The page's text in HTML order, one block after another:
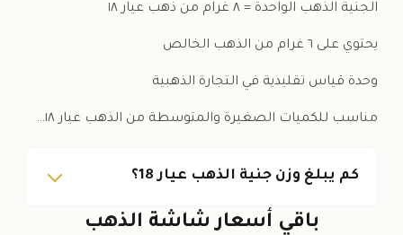
الجنية الذهب الواحدة = ٨ غرام من ذهب عيار ١٨
يحتوي على ٦ غرام من الذهب الخالص
وحدة قياس تقليدية في التجارة الذهبية
مناسب للكميات الصغيرة والمتوسطة من الذهب عيار ١٨…
كم يبلغ وزن جنية الذهب عيار 18؟
باقي أسعار شاشة الذهب